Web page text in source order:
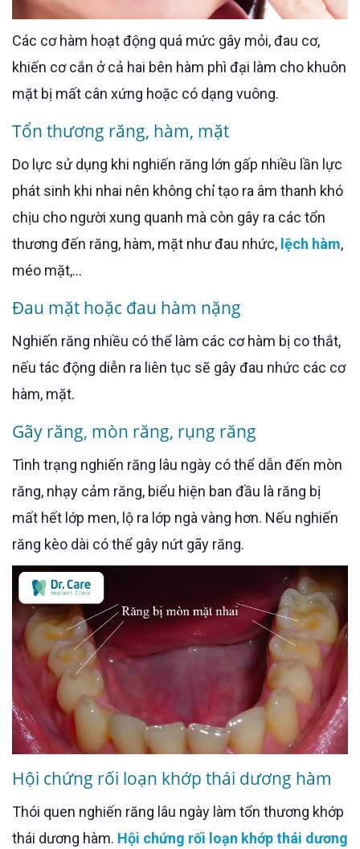
Các cơ hàm hoạt động quá mức gây mỏi, đau cơ,
khiến cơ cắn ở cả hai bên hàm phì đại làm cho khuôn
mặt bị mất cân xứng hoặc có dạng vuông.
Tổn thương răng, hàm, mặt
Do lực sử dụng khi nghiến răng lớn gấp nhiều lần lực
phát sinh khi nhai nên không chỉ tạo ra âm thanh khó
chịu cho người xung quanh mà còn gây ra các tổn
thương đến răng, hàm, mặt như đau nhức, lệch hàm,
méo mặt,...
Đau mặt hoặc đau hàm nặng
Nghiến răng nhiều có thể làm các cơ hàm bị co thắt,
nếu tác động diễn ra liên tục sẽ gây đau nhức các cơ
hàm, mặt.
Gãy răng, mòn răng, rụng răng
Tình trạng nghiến răng lâu ngày có thể dẫn đến mòn
răng, nhạy cảm răng, biểu hiện ban đầu là răng bị
mất hết lớp men, lộ ra lớp ngà vàng hơn. Nếu nghiến
răng kèo dài có thể gây nứt gãy răng.
Hội chứng rối loạn khớp thái dương hàm
Thói quen nghiến răng lâu ngày làm tổn thương khớp
thái dương hàm. Hội chứng rối loạn khớp thái dương